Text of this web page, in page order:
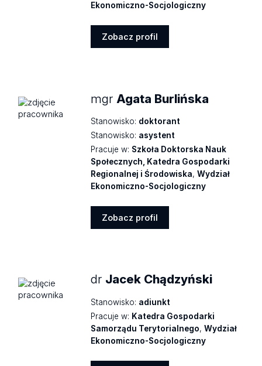
Ekonomiczno-Socjologiczny
Zobacz profil
mgr Agata Burlińska
Stanowisko: doktorant
Stanowisko: asystent
Pracuje w: Szkoła Doktorska Nauk
Społecznych, Katedra Gospodarki
Regionalnej i Środowiska,Wydział
Ekonomiczno-Socjologiczny
Zobacz profil
dr Jacek Chądzyński
Stanowisko: adiunkt
Pracuje w: Katedra Gospodarki
Samorządu Terytorialnego,Wydział
Ekonomiczno-Socjologiczny